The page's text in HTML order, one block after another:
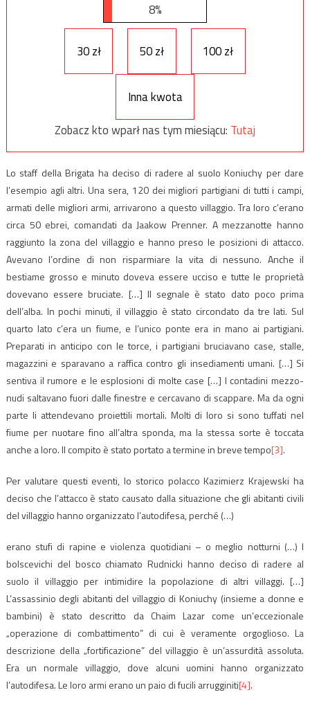
8%
30 zł 50 zł 100 zł
Inna kwota
Zobacz kto wparł nas tym miesiącu: Tutaj
Lo staff della Brigata ha deciso di radere al suolo Koniuchy per dare
l’esempio agli altri. Una sera, 120 dei migliori partigiani di tutti i campi,
armati delle migliori armi, arrivarono a questo villaggio. Tra loro c’erano
circa 50 ebrei, comandati da Jaakow Prenner. A mezzanotte hanno
raggiunto la zona del villaggio e hanno preso le posizioni di attacco.
Avevano l’ordine di non risparmiare la vita di nessuno. Anche il
bestiame grosso e minuto doveva essere ucciso e tutte le proprietà
dovevano essere bruciate. […] Il segnale è stato dato poco prima
dell’alba. In pochi minuti, il villaggio è stato circondato da tre lati. Sul
quarto lato c’era un fiume, e l’unico ponte era in mano ai partigiani.
Preparati in anticipo con le torce, i partigiani bruciavano case, stalle,
magazzini e sparavano a raffica contro gli insediamenti umani. […] Si
sentiva il rumore e le esplosioni di molte case […] I contadini mezzo-
nudi saltavano fuori dalle finestre e cercavano di scappare. Ma da ogni
parte li attendevano proiettili mortali. Molti di loro si sono tuffati nel
fiume per nuotare fino all’altra sponda, ma la stessa sorte è toccata
anche a loro. Il compito è stato portato a termine in breve tempo[3].
Per valutare questi eventi, lo storico polacco Kazimierz Krajewski ha
deciso che l’attacco è stato causato dalla situazione che gli abitanti civili
del villaggio hanno organizzato l’autodifesa, perché (…)
erano stufi di rapine e violenza quotidiani – o meglio notturni (…) I
bolscevichi del bosco chiamato Rudnicki hanno deciso di radere al
suolo il villaggio per intimidire la popolazione di altri villaggi. […]
L’assassinio degli abitanti del villaggio di Koniuchy (insieme a donne e
bambini) è stato descritto da Chaim Lazar come un’eccezionale
„operazione di combattimento” di cui è veramente orgoglioso. La
descrizione della „fortificazione” del villaggio è un’assurdità assoluta.
Era un normale villaggio, dove alcuni uomini hanno organizzato
l’autodifesa. Le loro armi erano un paio di fucili arrugginiti[4].